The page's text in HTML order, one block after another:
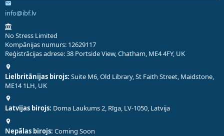
info@ibf.lv
No Stress Limited
Kompānijas numurs: 12629117
Reģistrācijas adrese: 38 Portside View, Chatham, ME4 4FY, UK
Lielbritānijas birojs: Suite M6, Old Library, St Faith Street, Maidstone,
ME14 1LH, UK
Latvijas birojs: Doma Laukums 2, Rīga, LV-1050, Latvija
Nepālas birojs: Coming Soon